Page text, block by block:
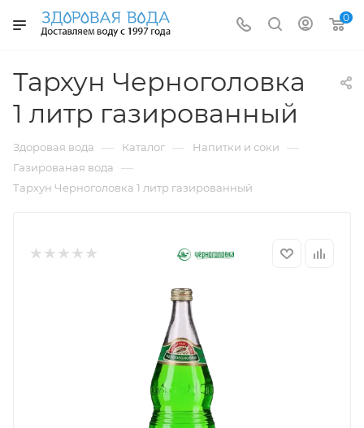
0
Тархун Черноголовка
1 литр газированный
Здоровая вода — Каталог — Напитки и соки —
Газированая вода —
Тархун Черноголовка 1 литр газированный